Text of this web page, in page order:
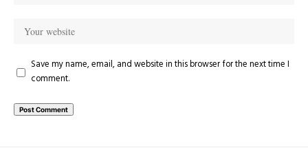
Save my name, email, and website in this browser for the next time I
comment.